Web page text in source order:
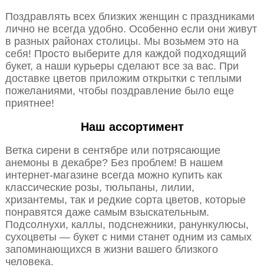
Поздравлять всех близких женщин с праздниками
лично не всегда удобно. Особенно если они живут
в разных районах столицы. Мы возьмем это на
себя! Просто выберите для каждой подходящий
букет, а наши курьеры сделают все за вас. При
доставке цветов приложим открытки с теплыми
пожеланиями, чтобы поздравление было еще
приятнее!
Наш ассортимент
Ветка сирени в сентябре или потрясающие
анемоны в декабре? Без проблем! В нашем
интернет-магазине всегда можно купить как
классические розы, тюльпаны, лилии,
хризантемы, так и редкие сорта цветов, которые
понравятся даже самым взыскательным.
Подсолнухи, каллы, подснежники, ранункулюсы,
сухоцветы — букет с ними станет одним из самых
запоминающихся в жизни вашего близкого
человека.